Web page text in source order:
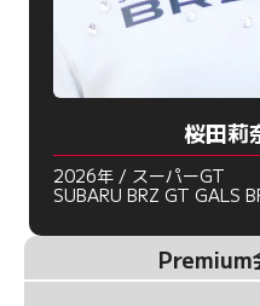
桜田莉
2026年 / スーパーGT
SUBARU BRZ GT GALS
Premium